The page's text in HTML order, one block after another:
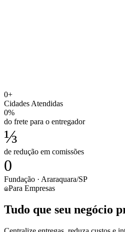
0+
Cidades Atendidas
0%
do frete para o entregador
⅓
de redução em comissões
0
Fundação · Araraquara/SP
Para Empresas
Tudo que seu negócio